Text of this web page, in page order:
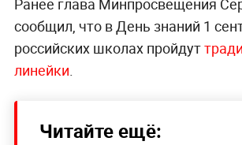
Ранее глава Минпросвещения
сообщил, что в День знаний 1
российских школах пройдут
линейки.
Читайте ещё: